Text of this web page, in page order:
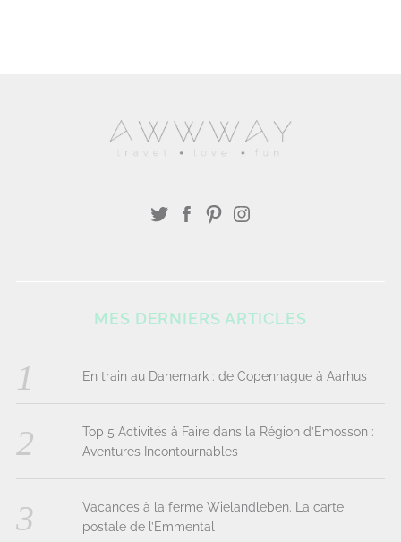
MES DERNIERS ARTICLES
En train au Danemark : de Copenhague à Aarhus
Top 5 Activités à Faire dans la Région d’Emosson :
Aventures Incontournables
Vacances à la ferme Wielandleben. La carte
postale de l’Emmental